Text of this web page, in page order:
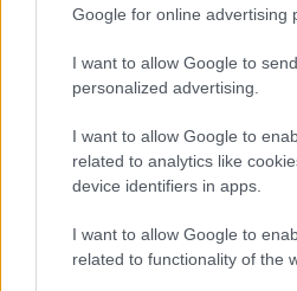
Google for online advertising
I want to allow Google to
personalized advertising.
I want to allow Google to
related to analytics like
device identifiers in apps.
I want to allow Google to
related to functionality of the
Διαβάστε ακόμη
του χρόνια ο